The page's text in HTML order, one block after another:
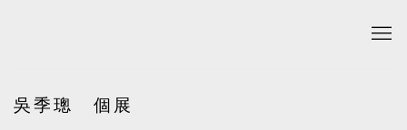
吳季璁 個展